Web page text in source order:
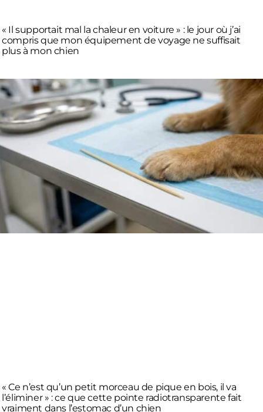
« Il supportait mal la chaleur en voiture » : le jour où j’ai
compris que mon équipement de voyage ne suffisait
plus à mon chien
« Ce n’est qu’un petit morceau de pique en bois, il va
l’éliminer » : ce que cette pointe radiotransparente fait
vraiment dans l’estomac d’un chien